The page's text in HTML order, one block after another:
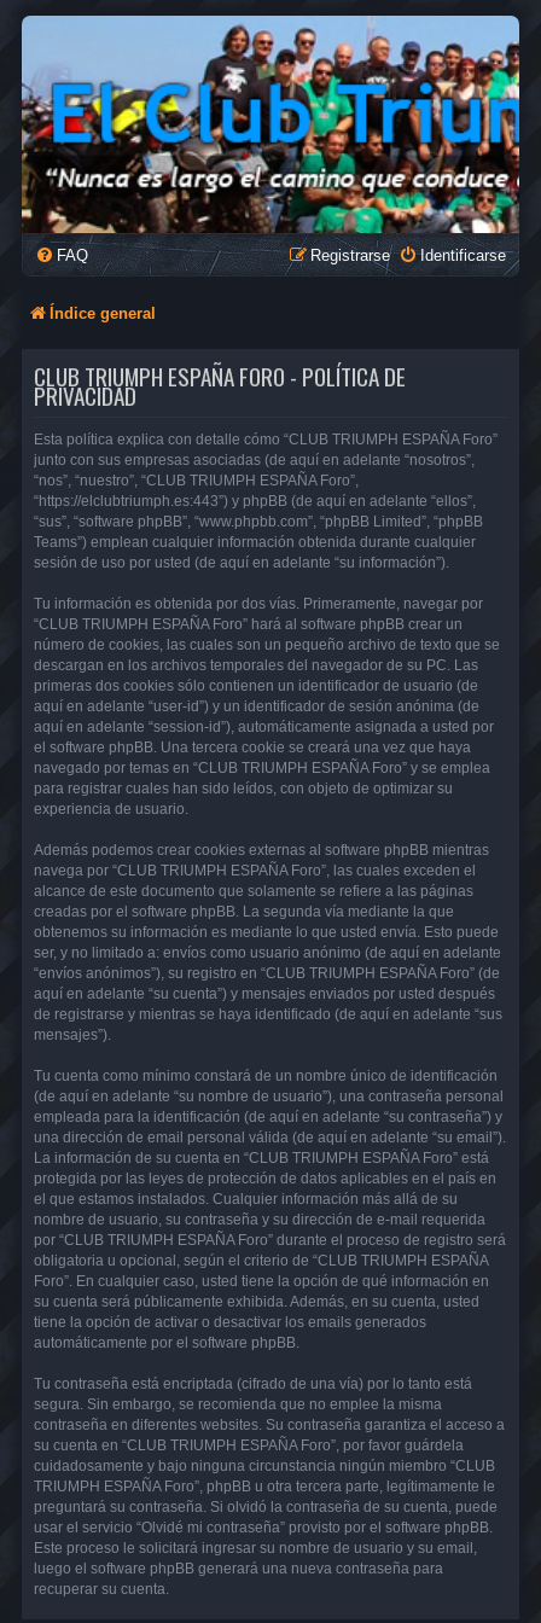
FAQ Identificarse
Registrarse
Índice general
CLUB TRIUMPH ESPAÑA FORO - POLÍTICA DE
PRIVACIDAD
Esta política explica con detalle cómo “CLUB TRIUMPH ESPAÑA Foro”
junto con sus empresas asociadas (de aquí en adelante “nosotros”,
“nos”, “nuestro”, “CLUB TRIUMPH ESPAÑA Foro”,
“https://elclubtriumph.es:443”) y phpBB (de aquí en adelante “ellos”,
“sus”, “software phpBB”, “www.phpbb.com”, “phpBB Limited”, “phpBB
Teams”) emplean cualquier información obtenida durante cualquier
sesión de uso por usted (de aquí en adelante “su información”).
Tu información es obtenida por dos vías. Primeramente, navegar por
“CLUB TRIUMPH ESPAÑA Foro” hará al software phpBB crear un
número de cookies, las cuales son un pequeño archivo de texto que se
descargan en los archivos temporales del navegador de su PC. Las
primeras dos cookies sólo contienen un identificador de usuario (de
aquí en adelante “user-id”) y un identificador de sesión anónima (de
aquí en adelante “session-id”), automáticamente asignada a usted por
el software phpBB. Una tercera cookie se creará una vez que haya
navegado por temas en “CLUB TRIUMPH ESPAÑA Foro” y se emplea
para registrar cuales han sido leídos, con objeto de optimizar su
experiencia de usuario.
Además podemos crear cookies externas al software phpBB mientras
navega por “CLUB TRIUMPH ESPAÑA Foro”, las cuales exceden el
alcance de este documento que solamente se refiere a las páginas
creadas por el software phpBB. La segunda vía mediante la que
obtenemos su información es mediante lo que usted envía. Esto puede
ser, y no limitado a: envíos como usuario anónimo (de aquí en adelante
“envíos anónimos”), su registro en “CLUB TRIUMPH ESPAÑA Foro” (de
aquí en adelante “su cuenta”) y mensajes enviados por usted después
de registrarse y mientras se haya identificado (de aquí en adelante “sus
mensajes”).
Tu cuenta como mínimo constará de un nombre único de identificación
(de aquí en adelante “su nombre de usuario”), una contraseña personal
empleada para la identificación (de aquí en adelante “su contraseña”) y
una dirección de email personal válida (de aquí en adelante “su email”).
La información de su cuenta en “CLUB TRIUMPH ESPAÑA Foro” está
protegida por las leyes de protección de datos aplicables en el país en
el que estamos instalados. Cualquier información más allá de su
nombre de usuario, su contraseña y su dirección de e-mail requerida
por “CLUB TRIUMPH ESPAÑA Foro” durante el proceso de registro será
obligatoria u opcional, según el criterio de “CLUB TRIUMPH ESPAÑA
Foro”. En cualquier caso, usted tiene la opción de qué información en
su cuenta será públicamente exhibida. Además, en su cuenta, usted
tiene la opción de activar o desactivar los emails generados
automáticamente por el software phpBB.
Tu contraseña está encriptada (cifrado de una vía) por lo tanto está
segura. Sin embargo, se recomienda que no emplee la misma
contraseña en diferentes websites. Su contraseña garantiza el acceso a
su cuenta en “CLUB TRIUMPH ESPAÑA Foro”, por favor guárdela
cuidadosamente y bajo ninguna circunstancia ningún miembro “CLUB
TRIUMPH ESPAÑA Foro”, phpBB u otra tercera parte, legítimamente le
preguntará su contraseña. Si olvidó la contraseña de su cuenta, puede
usar el servicio “Olvidé mi contraseña” provisto por el software phpBB.
Este proceso le solicitará ingresar su nombre de usuario y su email,
luego el software phpBB generará una nueva contraseña para
recuperar su cuenta.